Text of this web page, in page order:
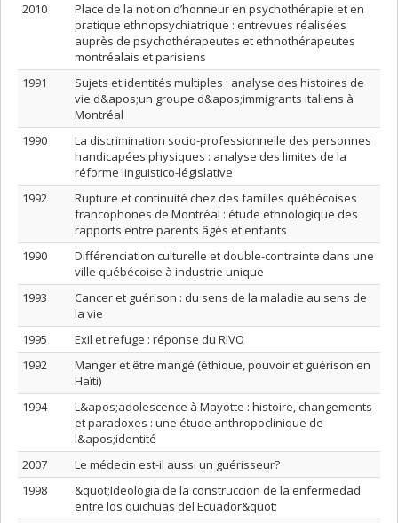
2010
Place de la notion d’honneur en psychothérapie et en
pratique ethnopsychiatrique : entrevues réalisées
auprès de psychothérapeutes et ethnothérapeutes
montréalais et parisiens
1991
Sujets et identités multiples : analyse des histoires de
vie d&apos;un groupe d&apos;immigrants italiens à
Montréal
1990
La discrimination socio-professionnelle des personnes
handicapées physiques : analyse des limites de la
réforme linguistico-législative
1992
Rupture et continuité chez des familles québécoises
francophones de Montréal : étude ethnologique des
rapports entre parents âgés et enfants
1990
Différenciation culturelle et double-contrainte dans une
ville québécoise à industrie unique
1993
Cancer et guérison : du sens de la maladie au sens de
la vie
1995
Exil et refuge : réponse du RIVO
1992
Manger et être mangé (éthique, pouvoir et guérison en
Haïti)
1994
L&apos;adolescence à Mayotte : histoire, changements
et paradoxes : une étude anthropoclinique de
l&apos;identité
2007
Le médecin est-il aussi un guérisseur?
1998
&quot;Ideologia de la construccion de la enfermedad
entre los quichuas del Ecuador&quot;